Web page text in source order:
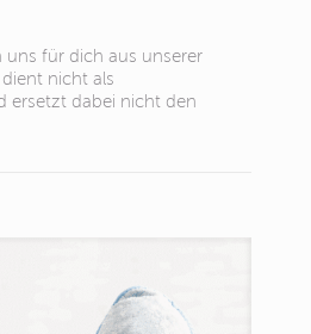
uns für dich aus unserer
dient nicht als
ersetzt dabei nicht den